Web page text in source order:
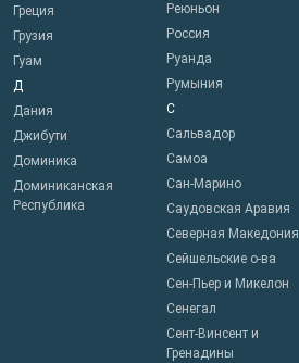
Греция
Грузия
Гуам
Д
Дания
Джибути
Доминика
Доминиканская
Республика
Реюньон
Россия
Руанда
Румыния
С
Сальвадор
Самоа
Сан-Марино
Саудовская Аравия
Северная Македония
Сейшельские о-ва
Сен-Пьер и Микелон
Сенегал
Сент-Винсент и
Гренадины